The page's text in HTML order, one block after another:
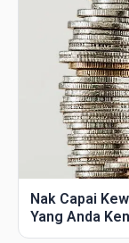
Nak Capai
Yang Anda